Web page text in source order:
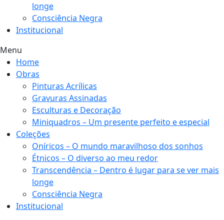
longe
Consciência Negra
Institucional
Menu
Home
Obras
Pinturas Acrílicas
Gravuras Assinadas
Esculturas e Decoração
Miniquadros – Um presente perfeito e especial
Coleções
Oníricos – O mundo maravilhoso dos sonhos
Étnicos – O diverso ao meu redor
Transcendência – Dentro é lugar para se ver mais
longe
Consciência Negra
Institucional